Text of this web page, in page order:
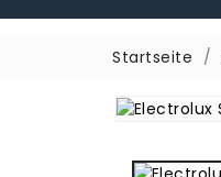
Startseite